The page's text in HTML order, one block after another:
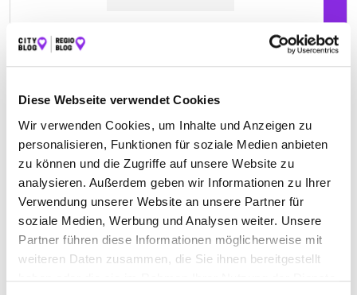
Diese Webseite verwendet Cookies
Wir verwenden Cookies, um Inhalte und Anzeigen zu
personalisieren, Funktionen für soziale Medien anbieten
zu können und die Zugriffe auf unsere Website zu
analysieren. Außerdem geben wir Informationen zu Ihrer
Verwendung unserer Website an unsere Partner für
soziale Medien, Werbung und Analysen weiter. Unsere
Partner führen diese Informationen möglicherweise mit
weiteren Daten zusammen, die Sie ihnen bereitgestellt
Kisseleffstraße 3| 61348 Bad Homburg von der Höhe
DE
+496172395050
volpp-familienrecht.de